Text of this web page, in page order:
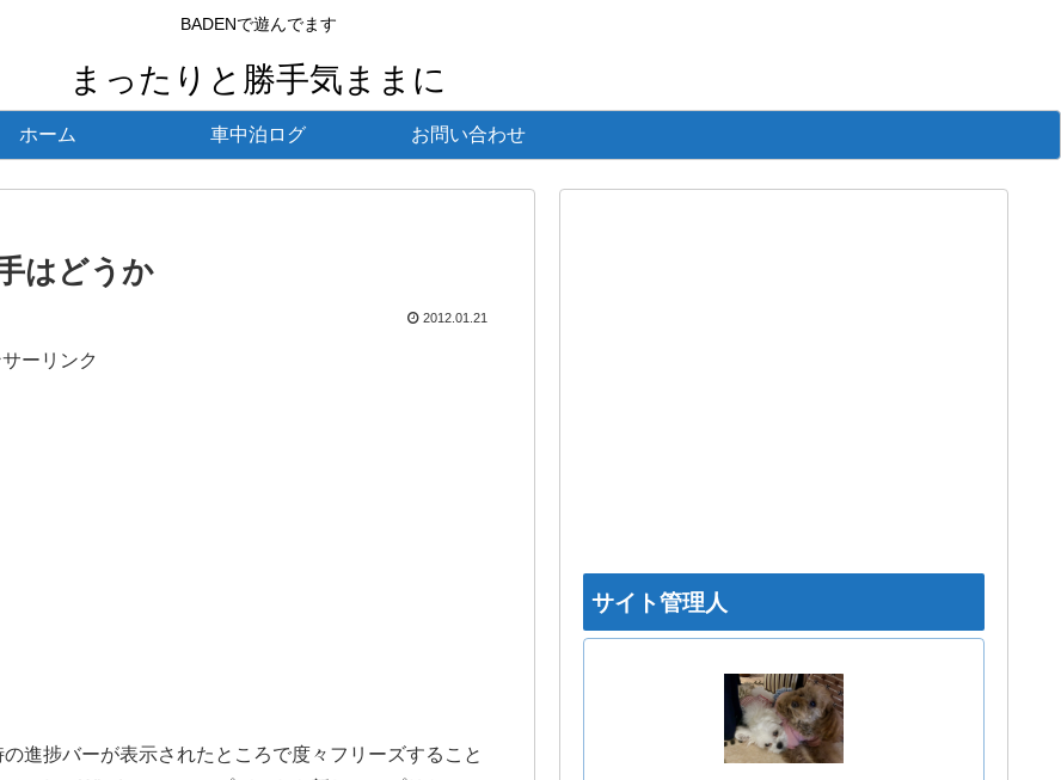
BADENで遊んでます
まったりと勝手気ままに
ホーム 車中泊ログ お問い合わせ
はどうか
2012.01.21
ーリンク
進捗バーが表示されたところで度々フリーズすること
サイト管理人